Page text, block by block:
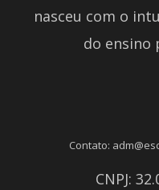
nasceu com o
do ensino
Contato:
CNPJ: